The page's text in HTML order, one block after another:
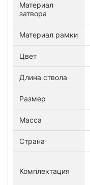
Материал
затвора
Материал рамки
Цвет
Длина ствола
Размер
Масса
Страна
Комплектация